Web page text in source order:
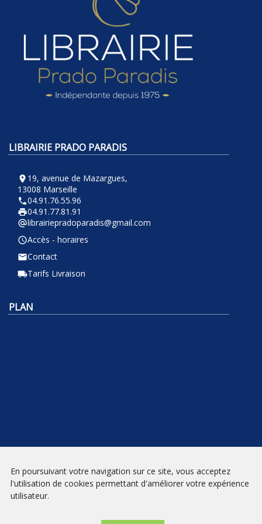
LIBRAIRIE PRADO PARADIS
room 19, avenue de Mazargues,
13008 Marseille
phone04.91.76.55.96
local_printshop04.91.77.81.91
alternate_emaillibrairiepradoparadis@gmail.com
query_builderAccès - horaires
emailContact
local_shippingTarifs Livraison
PLAN
NEWSLETTER
En poursuivant votre navigation sur ce site, vous acceptez
l'utilisation de cookies permettant d'améliorer votre expérience
utilisateur.